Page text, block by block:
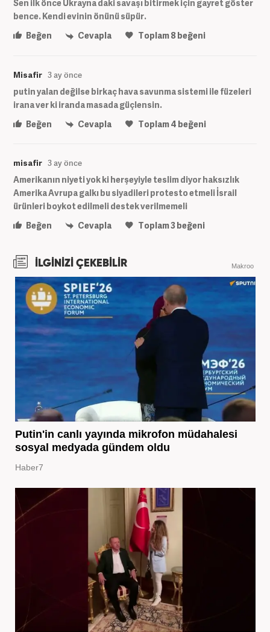
Sen ilk önce Ukrayna daki savaşı bitirmek için gayret göster
bence. Kendi evinin önünü süpür.
Beğen
Cevapla Toplam8beğeni
Misafir 3 ay önce
putin yalan değilse birkaç hava savunma sistemi ile füzeleri
irana ver ki iranda masada güçlensin.
Beğen
Cevapla Toplam4 beğeni
misafir 3 ay önce
Amerikanın niyeti yok ki herşeyiyle teslim diyor haksızlık
Amerika Avrupa galkı bu siyadileri protesto etmeli İsrail
ürünleri boykot edilmeli destek verilmemeli
Beğen
Cevapla Toplam3beğeni
İLGİNİZİ ÇEKEBİLİR Makroo
Putin'in canlı yayında mikrofon müdahalesi
sosyal medyada gündem oldu
Haber7